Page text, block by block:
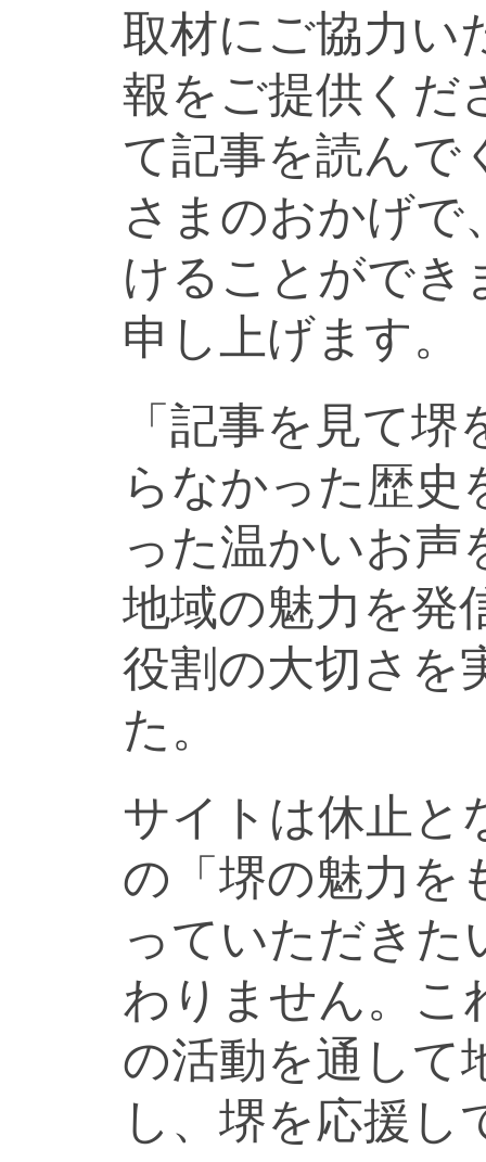
取材にご協力い
報をご提供くだ
て記事を読んで
さまのおかげで
けることができ
申し上げます。
「記事を見て
らなかった歴史
った温かいお声
地域の魅力を発
役割の大切さを
た。
サイトは休止と
の「堺の魅力を
っていただきた
わりません。こ
の活動を通して
し、堺を応援し